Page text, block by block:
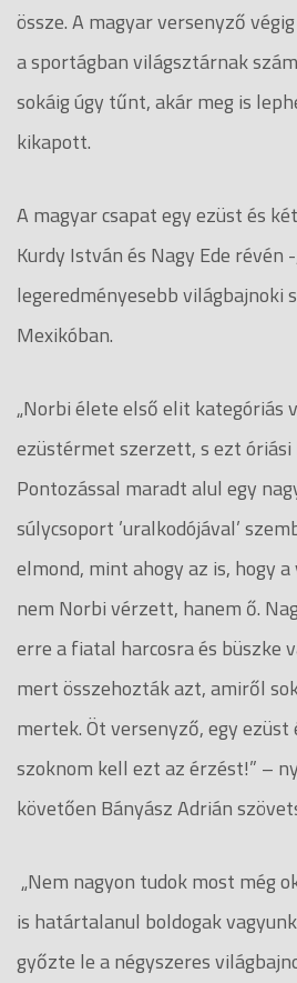
össze. A magyar versenyző
a sportágban világsztárnak
sokáig úgy tűnt, akár meg is
kikapott.
A magyar csapat egy ezüst és
Kurdy István és Nagy Ede révén
legeredményesebb világbajnoki
Mexikóban.
„Norbi élete első elit kategóriás
ezüstérmet szerzett, s ezt óriási
Pontozással maradt alul egy
súlycsoport ’uralkodójával’
elmond, mint ahogy az is, hogy
nem Norbi vérzett, hanem ő.
erre a fiatal harcosra és büszke
mert összehozták azt, amiről
mertek. Öt versenyző, egy
szoknom kell ezt az érzést!” –
követően Bányász Adrián
„Nem nagyon tudok most még
is határtalanul boldogak
győzte le a négyszeres